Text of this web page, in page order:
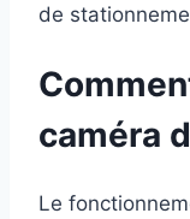
de
caméra
Le